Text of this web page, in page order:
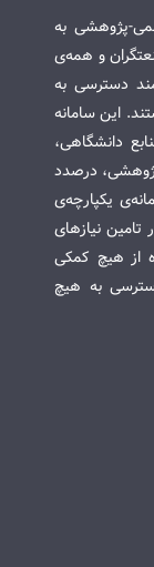
پژوهشی به
و همه‌ی
دسترسی به
این سامانه
دانشگاهی،
درصدد
یکپارچه‌ی
تامین نیازهای
از هیچ کمکی
به هیچ